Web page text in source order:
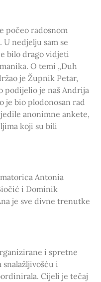
počeo radosnom
nedjelju sam se
bilo drago vidjeti
O temi „Duh
je Župnik Petar,
podijelio je naš Andrija
je bio plodonosan rad
anonimne ankete,
koji su bili
Antonia
i Dominik
je sve divne trenutke
i spretne
i
Cijeli je tečaj